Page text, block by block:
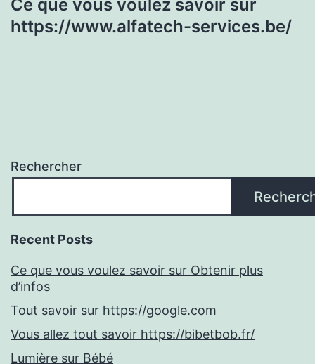
Ce que vous voulez savoir sur
https://www.alfatech-services.be/
Rechercher
Recent Posts
Ce que vous voulez savoir sur Obtenir plus
d’infos
Tout savoir sur https://google.com
Vous allez tout savoir https://bibetbob.fr/
Lumière sur Bébé